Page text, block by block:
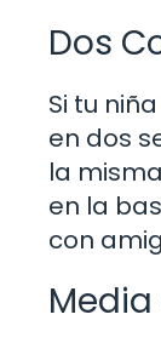
Dos
Si tu
en dos
la
en la
con
Media